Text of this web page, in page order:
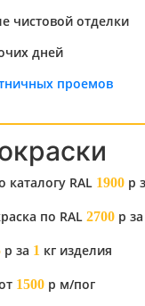
чистовой отделки
дней
проемов
RAL 1900 р
по RAL 2700 р
р за 1 кг изделия
1500 р м/пог